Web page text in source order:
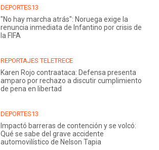
DEPORTES13
"No hay marcha atrás": Noruega exige la
renuncia inmediata de Infantino por crisis de
la FIFA
REPORTAJES TELETRECE
Karen Rojo contraataca: Defensa presenta
amparo por rechazo a discutir cumplimiento
de pena en libertad
DEPORTES13
Impactó barreras de contención y se volcó:
Qué se sabe del grave accidente
automovilístico de Nelson Tapia